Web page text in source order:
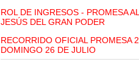
ROL DE INGRESOS - PROMESA
JESÚS DEL GRAN PODER
RECORRIDO OFICIAL PROMESA
DOMINGO 26 DE JULIO